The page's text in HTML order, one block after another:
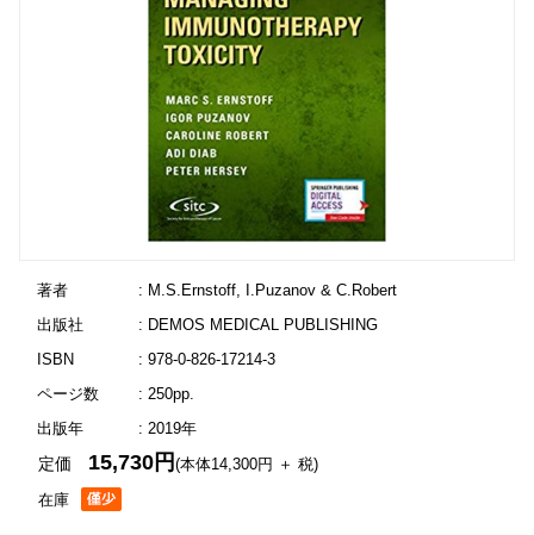
著者
: M.S.Ernstoff, I.Puzanov & C.Robert
出版社
: DEMOS MEDICAL PUBLISHING
ISBN
: 978-0-826-17214-3
ページ数
: 250pp.
出版年
: 2019年
在庫
定価 15,730円(本体14,300円 ＋ 税)